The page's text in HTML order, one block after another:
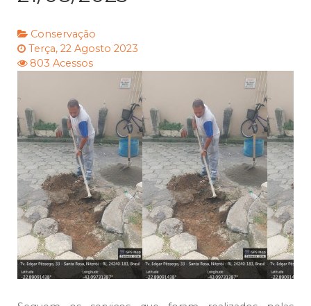
Conservação
Terça, 22 Agosto 2023
803 Acessos